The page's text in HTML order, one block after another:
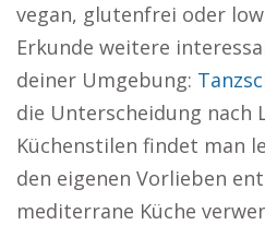
vegan, glutenfrei oder
Erkunde weitere
deiner Umgebung:
die Unterscheidung nach
Küchenstilen findet man
den eigenen Vorlieben
mediterrane Küche